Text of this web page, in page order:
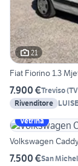
21
Fiat Fiorino 1.3
7.900 €Treviso(TV
Rivenditore
Vetrina
Volkswagen
7.500 €San